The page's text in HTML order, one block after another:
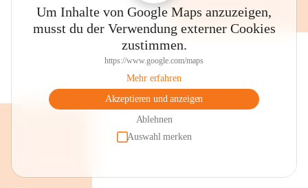
Um Inhalte von Google Maps anzuzeigen,
musst du der Verwendung externer Cookies
zustimmen.
https://www.google.com/maps
Mehr erfahren
Akzeptieren und anzeigen
Ablehnen
Auswahl merken